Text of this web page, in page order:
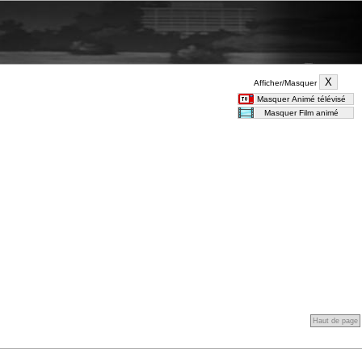
Afficher/Masquer
Haut de page